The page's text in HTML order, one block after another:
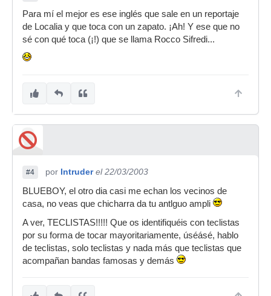
Para mí el mejor es ese inglés que sale en un reportaje
de Localia y que toca con un zapato. ¡Ah! Y ese que no
sé con qué toca (¡!) que se llama Rocco Sifredi...
#4 por Intruder el 22/03/2003
BLUEBOY, el otro dia casi me echan los vecinos de
casa, no veas que chicharra da tu antlguo ampli
A ver, TECLISTAS!!!!! Que os identifiquéis con teclistas
por su forma de tocar mayoritariamente, úséásé, hablo
de teclistas, solo teclistas y nada más que teclistas que
acompañan bandas famosas y demás